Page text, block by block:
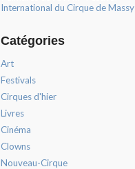
International du Cirque de Massy
Catégories
Art
Festivals
Cirques d'hier
Livres
Cinéma
Clowns
Nouveau-Cirque